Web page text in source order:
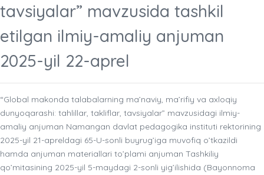
tavsiyalar” mavzusida tashkil
etilgan ilmiy-amaliy anjuman
2025-yil 22-aprel
“Global makonda talabalarning ma’naviy, ma’rifiy va axloqiy
dunyoqarashi: tahlillar, takliflar, tavsiyalar” mavzusidagi ilmiy-
amaliy anjuman Namangan davlat pedagogika instituti rektorining
2025-yil 21-apreldagi 65-U-sonli buyrug’iga muvofiq o’tkazildi
hamda anjuman materiallari to’plami anjuman Tashkiliy
qo’mitasining 2025-yil 5-maydagi 2-sonli yig’ilishida (Bayonnoma